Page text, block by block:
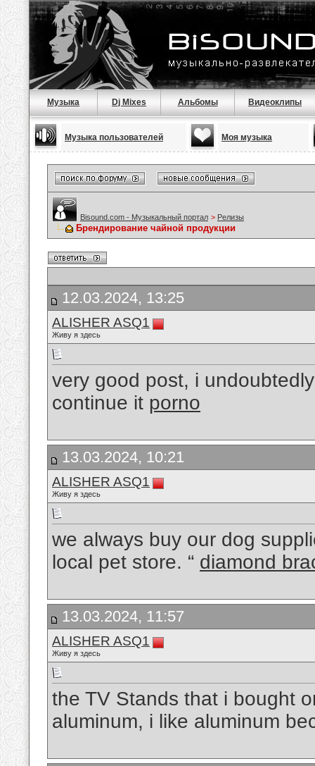
Музыка Dj Mixes Альбомы Видеоклипы
Музыка пользователей Моя музыка
Bisound.com - Музыкальный портал > Релизы
Брендирование чайной продукции
12.03.2024, 13:25
ALISHER ASQ1
Живу я здесь
very good post, i
continue it porno
13.03.2024, 10:21
ALISHER ASQ1
Живу я здесь
we always buy our dog
local pet store. “ diamond
13.03.2024, 11:57
ALISHER ASQ1
Живу я здесь
the TV Stands that i bought
aluminum, i like aluminum